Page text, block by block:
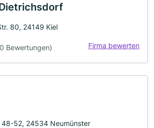
80, 24149 Kiel
Bewertungen) Firma bewerten
48-52, 24534 Neumünster